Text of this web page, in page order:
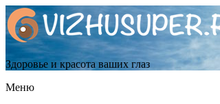
Здоровье и красота ваших глаз
Меню